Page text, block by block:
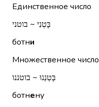
Единственное число
בָּטְנִי ~ בוטני
ботни
Множественное число
בָּטְנֵנוּ ~ בוטננו
ботнену